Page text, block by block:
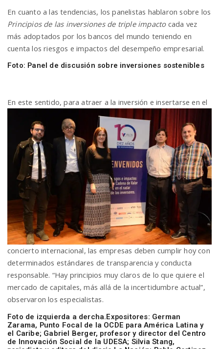
En cuanto a las tendencias, los panelistas hablaron sobre los
Principios de las inversiones de triple impactocada vez
más adoptados por los bancos del mundo teniendo en
cuenta los riesgos e impactos del desempeño empresarial.
Foto: Panel de discusión sobre inversiones sostenibles
En este sentido, para atraer a la inversión e insertarse en el
concierto internacional, las empresas deben cumplir hoy con
determinados estándares de transparencia y conducta
responsable. “Hay principios muy claros de lo que quiere el
mercado de capitales, más allá de la incertidumbre actual”,
observaron los especialistas.
Foto de izquierda a dercha.Expositores: German
Zarama, Punto Focal de la OCDE para América Latina y
el Caribe; Gabriel Berger, profesor y director del Centro
de Innovación Social de la UDESA; Silvia Stang,